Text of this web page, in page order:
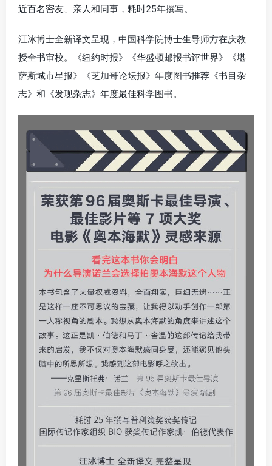
近百名密友、亲人和同事，耗时25年撰写。
汪冰博士全新译文呈现，中国科学院博士生导师方在庆教
授全书审校。《纽约时报》《华盛顿邮报书评世界》《堪
萨斯城市星报》《芝加哥论坛报》年度图书推荐《书目杂
志》和《发现杂志》年度最佳科学图书。